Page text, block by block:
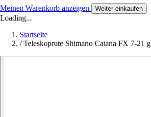
Meinen Warenkorb anzeigen Weiter einkaufen
Loading...
Startseite
/ Teleskoprute Shimano Catana FX 7-21 g